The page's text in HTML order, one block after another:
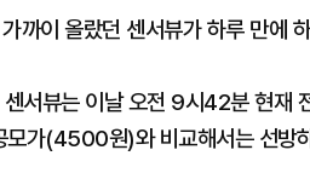
까이 올랐던 센서뷰가 하루 만에
센서뷰는 이날 오전 9시42분 현
모가(4500원)와 비교해서는 선방